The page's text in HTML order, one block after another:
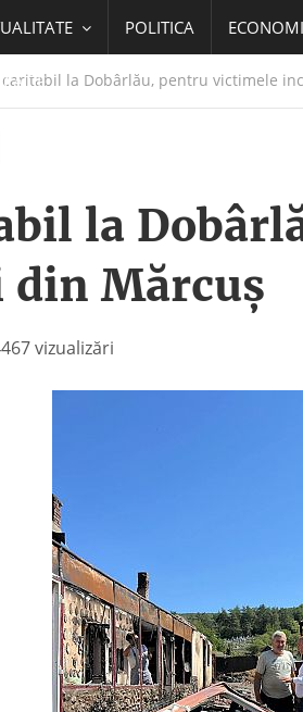
POLITICA
la Dobârlău, pentru victimele
la
Mărcuș
vizualizări